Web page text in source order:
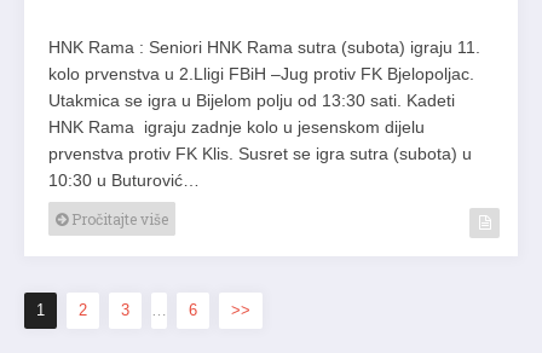
HNK Rama : Seniori HNK Rama sutra (subota) igraju 11.
kolo prvenstva u 2.Lligi FBiH –Jug protiv FK Bjelopoljac.
Utakmica se igra u Bijelom polju od 13:30 sati. Kadeti
HNK Rama igraju zadnje kolo u jesenskom dijelu
prvenstva protiv FK Klis. Susret se igra sutra (subota) u
10:30 u Buturović…
Pročitajte više
1 2 3 … 6 >>